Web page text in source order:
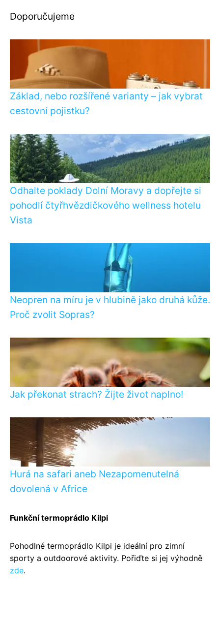
Doporučujeme
Základ, nebo rozšířené varianty – jak vybrat
cestovní pojistku?
Odhalte poklady Dolní Moravy a dopřejte si
pohodlí čtyřhvězdičkového wellness hotelu
Vista
Neopren na míru je v hlubině jako druhá kůže.
Proč zvolit Sopras?
Jak překonat strach? Žijte život naplno!
Hurá na safari aneb Nezapomenutelná
dovolená v Africe
Funkční termoprádlo Kilpi
Pohodlné termoprádlo Kilpi je ideální pro zimní
sporty a outdoorové aktivity. Pořiďte si jej výhodně
zde.